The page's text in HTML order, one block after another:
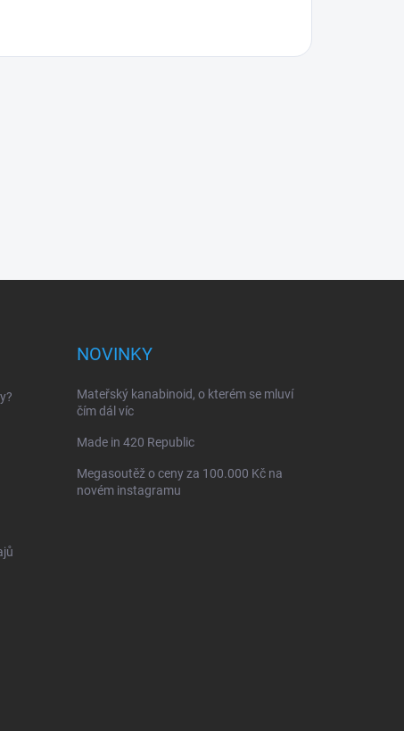
NOVINKY
Mateřský kanabinoid, o kterém se mluví
čím dál víc
Made in 420 Republic
Megasoutěž o ceny za 100.000 Kč na
novém instagramu